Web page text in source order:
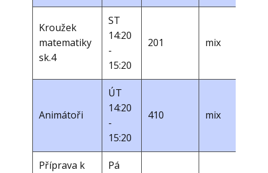
Kroužek
matematiky
sk.4
ST ​
14:20
-
15:20
201 mix
Animátoři
ÚT ​
14:20
-
15:20
410 mix
Příprava k
Pá